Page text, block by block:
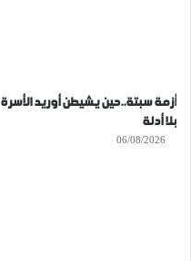
أزمة سبتة..حين يشيطن أوريد الأسرة
بلا أدلة
06/08/2026